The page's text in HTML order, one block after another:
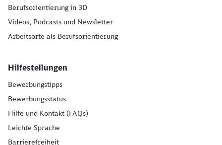
Berufsorientierung in 3D
Videos, Podcasts und Newsletter
Arbeitsorte als Berufsorientierung
Hilfestellungen
Bewerbungstipps
Bewerbungsstatus
Hilfe und Kontakt (FAQs)
Leichte Sprache
Barrierefreiheit